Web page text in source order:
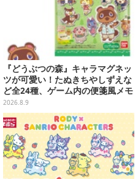
『どうぶつの森』キャラマグネッ
ツが可愛い！たぬきちやしずえな
ど全24種、ゲーム内の便箋風メモ
カード全10種も
2026.8.9